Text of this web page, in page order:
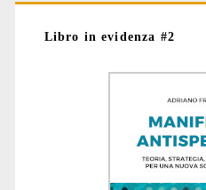
Libro in evidenza #2